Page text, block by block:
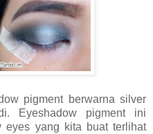
pigment berwarna silver
Eyeshadow pigment ini
eyes yang kita buat terlihat